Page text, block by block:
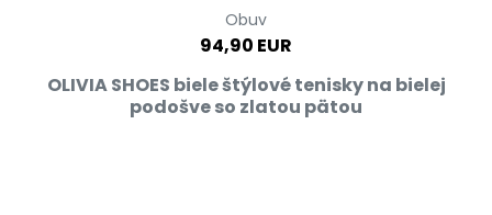
Obuv
94,90 EUR
OLIVIA SHOES biele štýlové tenisky na bielej
podošve so zlatou pätou